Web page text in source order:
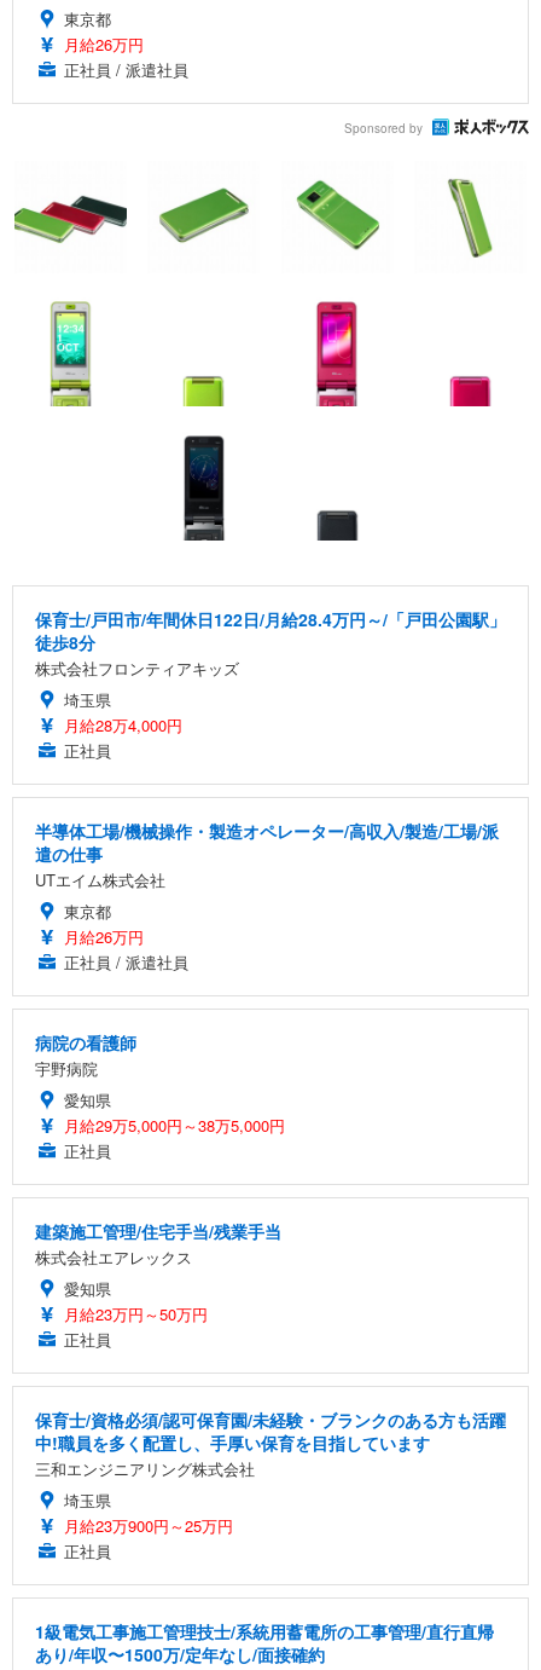
東京都
月給26万円
正社員 / 派遣社員
Sponsored by
保育士/戸田市/年間休日122日/月給28.4万円～/「戸田公園駅」
徒歩8分
株式会社フロンティアキッズ
埼玉県
月給28万4,000円
正社員
半導体工場/機械操作・製造オペレーター/高収入/製造/工場/派
遣の仕事
UTエイム株式会社
東京都
月給26万円
正社員 / 派遣社員
病院の看護師
宇野病院
愛知県
月給29万5,000円～38万5,000円
正社員
建築施工管理/住宅手当/残業手当
株式会社エアレックス
愛知県
月給23万円～50万円
正社員
保育士/資格必須/認可保育園/未経験・ブランクのある方も活躍
中!職員を多く配置し、手厚い保育を目指しています
三和エンジニアリング株式会社
埼玉県
月給23万900円～25万円
正社員
1級電気工事施工管理技士/系統用蓄電所の工事管理/直行直帰
あり/年収〜1500万/定年なし/面接確約